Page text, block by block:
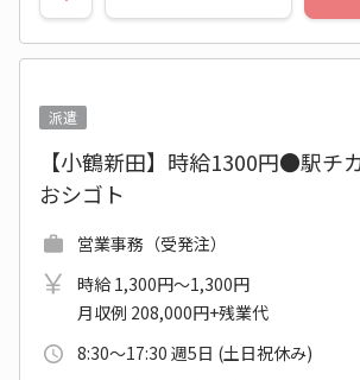
派遣
【小鶴新田】時給1300円●駅チ
おシゴト
営業事務（受発注）
時給 1,300円～1,300円
月収例 208,000円+残業代
8:30～17:30 週5日 (土日祝休み)